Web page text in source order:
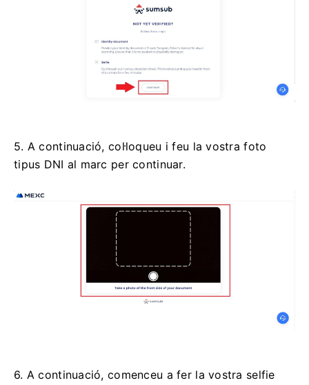
5. A continuació, col·loqueu i feu la vostra foto
tipus DNI al marc per continuar.
6. A continuació, comenceu a fer la vostra selfie